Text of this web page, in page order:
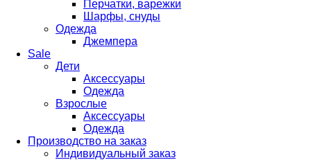
Перчатки, варежки
Шарфы, снуды
Одежда
Джемпера
Sale
Дети
Аксессуары
Одежда
Взрослые
Аксессуары
Одежда
Производство на заказ
Индивидуальный заказ